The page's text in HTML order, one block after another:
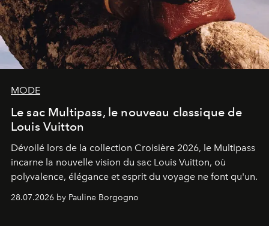
MODE
Le sac Multipass, le nouveau classique de
Louis Vuitton
Dévoilé lors de la collection Croisière 2026, le Multipass
incarne la nouvelle vision du sac Louis Vuitton, où
polyvalence, élégance et esprit du voyage ne font qu'un.
28.07.2026 by Pauline Borgogno